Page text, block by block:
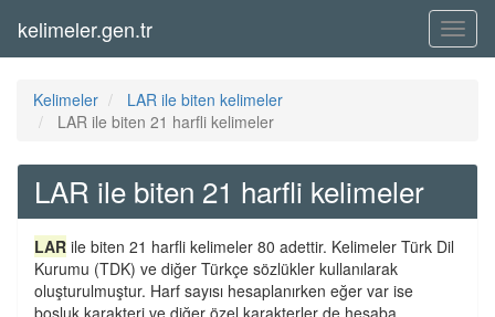
Menü
kelimeler.gen.tr
Kelimeler
LAR ile biten kelimeler
LAR ile biten 21 harfli kelimeler
LAR ile biten 21 harfli kelimeler
LAR ile biten 21 harfli kelimeler 80 adettir. Kelimeler Türk Dil
Kurumu (TDK) ve diğer Türkçe sözlükler kullanılarak
oluşturulmuştur. Harf sayısı hesaplanırken eğer var ise
boşluk karakteri ve diğer özel karakterler de hesaba